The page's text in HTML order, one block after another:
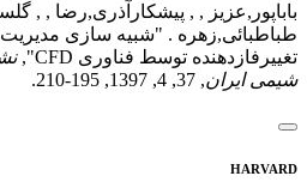
باباپور,عزیز , , پیشکارآذری,رضا , ,
طباطبائی,زهره . "شبیه سازی مدیریت
تغییرفازدهنده توسط فناوری CFD",
شیمی ایران, 37, 4, 1397, 195-210.
HARVARD